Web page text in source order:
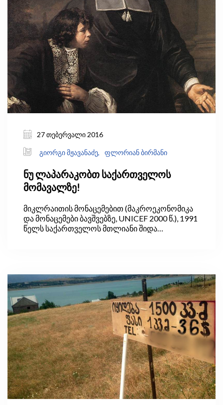
ქაღალდისა და წებოს ნარჩენებით მოსვრილი
ჩვენი კორპუსის შესასვლელი სევდიანი
სანახავი იყო.
27 თებერვალი 2016
გიორგი მჟავანაძე, ფლორიან ბირმანი
ნუ ლაპარაკობთ საქართველოს
მომავალზე!
მიკლრაითის მონაცემებით (მაკროეკონომიკა
და მონაცემები ბავშვებზე, UNICEF 2000 წ.), 1991
წელს საქართველოს მთლიანი შიდა
დაცემა არც მანამდე და არც შემდეგ არ
მომხდარა არც ერთ სხვა ქვეყანაში. კრიზისის
შემდეგი მდგომარეობიდან გამოსვლას დიდი
დრო დასჭირდა.